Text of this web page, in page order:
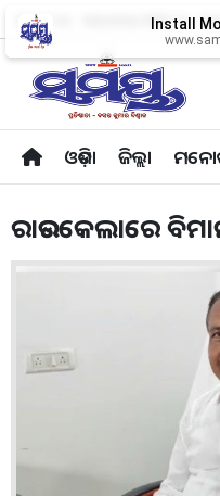
About Us Advertise With Us
ଓଡ଼ିଶା ଜିଲ୍ଲା
Install
ରାଉରକେଲାରେ